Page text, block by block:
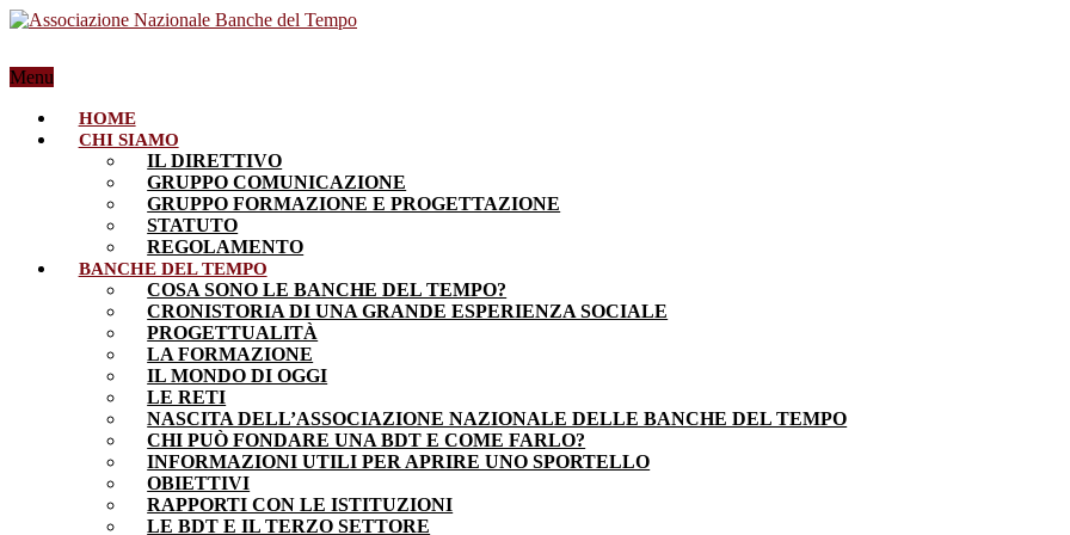
Menu
HOME
CHI SIAMO
IL DIRETTIVO
GRUPPO COMUNICAZIONE
GRUPPO FORMAZIONE E PROGETTAZIONE
STATUTO
REGOLAMENTO
BANCHE DEL TEMPO
COSA SONO LE BANCHE DEL TEMPO?
CRONISTORIA DI UNA GRANDE ESPERIENZA SOCIALE
PROGETTUALITÀ
LA FORMAZIONE
IL MONDO DI OGGI
LE RETI
NASCITA DELL’ASSOCIAZIONE NAZIONALE DELLE BANCHE DEL TEMPO
CHI PUÒ FONDARE UNA BDT E COME FARLO?
INFORMAZIONI UTILI PER APRIRE UNO SPORTELLO
OBIETTIVI
RAPPORTI CON LE ISTITUZIONI
LE BDT E IL TERZO SETTORE